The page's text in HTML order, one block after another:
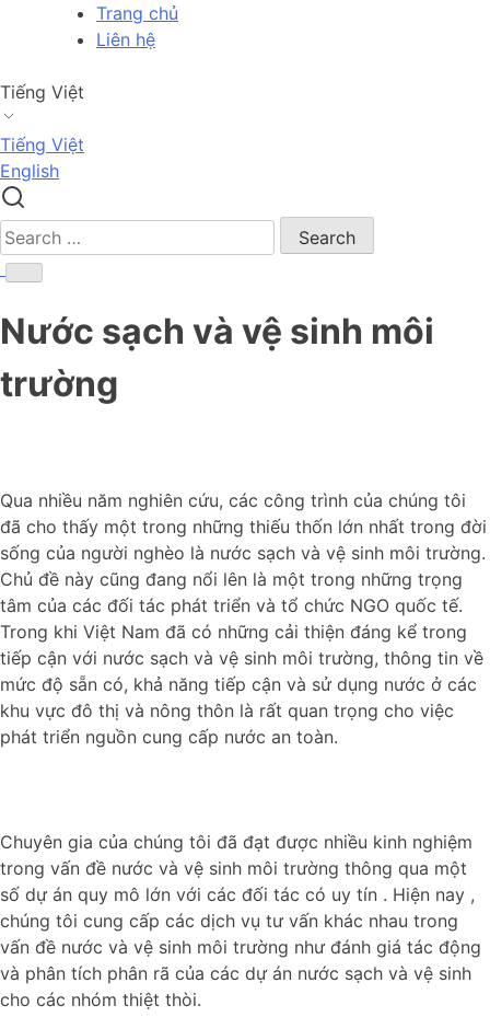
Trang chủ
Liên hệ
Tiếng Việt
Tiếng Việt
English
Search
for:
Nước sạch và vệ sinh môi
trường
Qua nhiều năm nghiên cứu, các công trình của chúng tôi
đã cho thấy một trong những thiếu thốn lớn nhất trong đời
sống của người nghèo là nước sạch và vệ sinh môi trường.
Chủ đề này cũng đang nổi lên là một trong những trọng
tâm của các đối tác phát triển và tổ chức NGO quốc tế.
Trong khi Việt Nam đã có những cải thiện đáng kể trong
tiếp cận với nước sạch và vệ sinh môi trường, thông tin về
mức độ sẵn có, khả năng tiếp cận và sử dụng nước ở các
khu vực đô thị và nông thôn là rất quan trọng cho việc
phát triển nguồn cung cấp nước an toàn.
Chuyên gia của chúng tôi đã đạt được nhiều kinh nghiệm
trong vấn đề nước và vệ sinh môi trường thông qua một
số dự án quy mô lớn với các đối tác có uy tín . Hiện nay ,
chúng tôi cung cấp các dịch vụ tư vấn khác nhau trong
vấn đề nước và vệ sinh môi trường như đánh giá tác động
và phân tích phân rã của các dự án nước sạch và vệ sinh
cho các nhóm thiệt thòi.